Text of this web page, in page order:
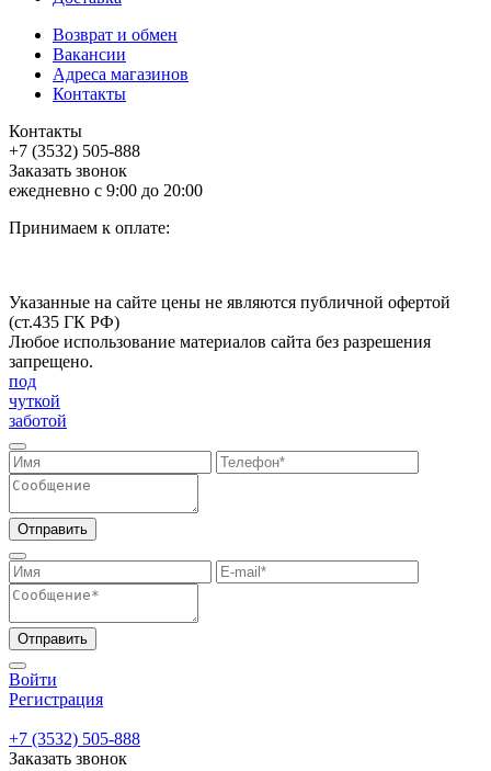
Возврат и обмен
Вакансии
Адреса магазинов
Контакты
Контакты
+7 (3532) 505-888
Заказать звонок
ежедневно с 9:00 до 20:00
Принимаем к оплате:
Указанные на сайте цены не являются публичной офертой
(ст.435 ГК РФ)
Любое использование материалов сайта без разрешения
запрещено.
под
чуткой
заботой
Отправить
Отправить
Войти
Регистрация
+7 (3532) 505-888
Заказать звонок